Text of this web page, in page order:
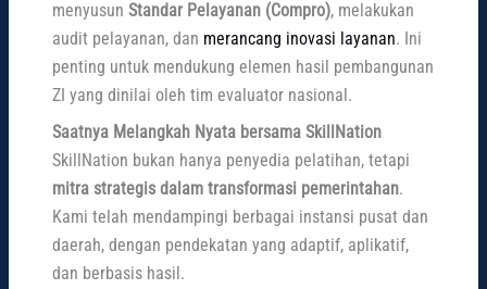
menyusunStandar Pelayanan (Compro), melakukan
audit pelayanan, dan merancang inovasi layanan. Ini
penting untuk mendukung elemen hasil pembangunan
ZI yang dinilai oleh tim evaluator nasional.
Saatnya Melangkah Nyata bersama SkillNation
SkillNation bukan hanya penyedia pelatihan, tetapi
mitra strategis dalam transformasi pemerintahan.
Kami telah mendampingi berbagai instansi pusat dan
daerah, dengan pendekatan yang adaptif, aplikatif,
dan berbasis hasil.